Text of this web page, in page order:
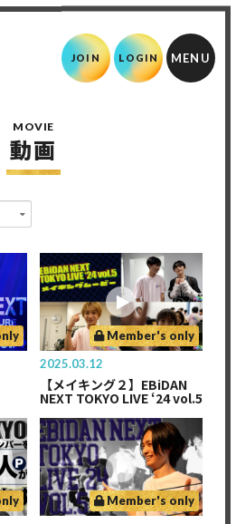
JOIN LOGIN
MOVIE
動画
Member's only
2025.03.12
【メイキング２】EBiDAN
NEXT TOKYO LIVE ‘24 vol.5
Member's only